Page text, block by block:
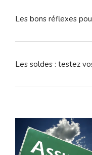
Les bons réflexes
Les soldes : testez